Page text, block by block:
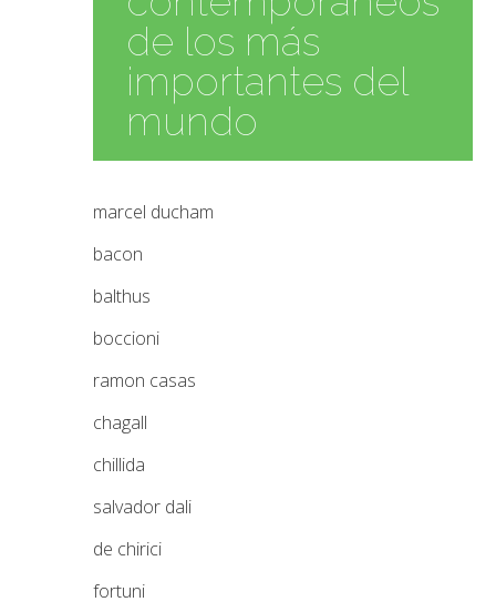
de los más
importantes del
mundo
marcel ducham
bacon
balthus
boccioni
ramon casas
chagall
chillida
salvador dali
de chirici
fortuni